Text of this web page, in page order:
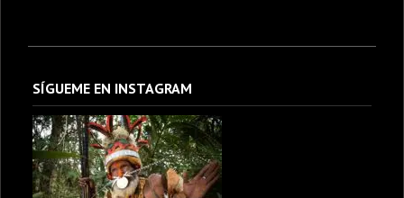
SÍGUEME EN INSTAGRAM